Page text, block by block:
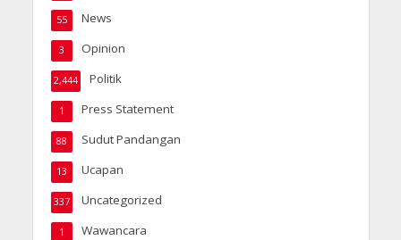
News
55
Opinion
3
Politik
2,444
Press Statement
1
Sudut Pandangan
88
Ucapan
13
Uncategorized
337
Wawancara
1